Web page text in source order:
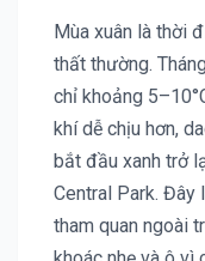
Mùa xuân là thời
thất thường.
chỉ khoảng
khí dễ chịu hơn,
bắt đầu xanh trở
Central Park. Đây
tham quan ngoài